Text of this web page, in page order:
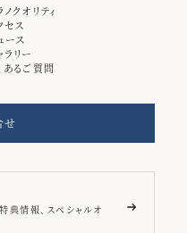
ノクオリティ
セス
ース
ラリー
あるご質問
せ
典情報、スペシャルオ